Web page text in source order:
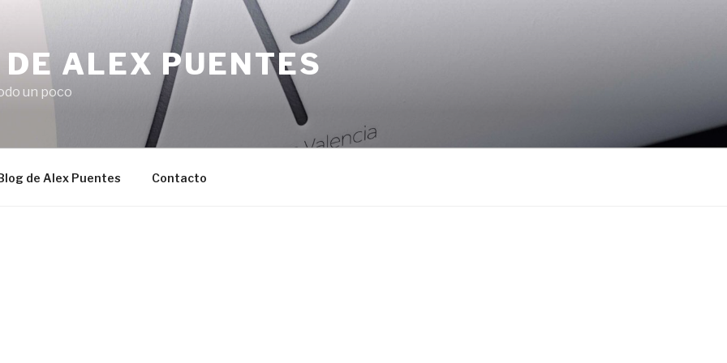
DE ALEX PUENTES
un poco
de Alex Puentes Contacto